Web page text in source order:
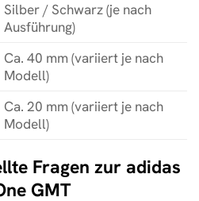
Silber / Schwarz (je nach
Ausführung)
Ca. 40 mm (variiert je nach
Modell)
Ca. 20 mm (variiert je nach
Modell)
Fragen zur adidas
GMT